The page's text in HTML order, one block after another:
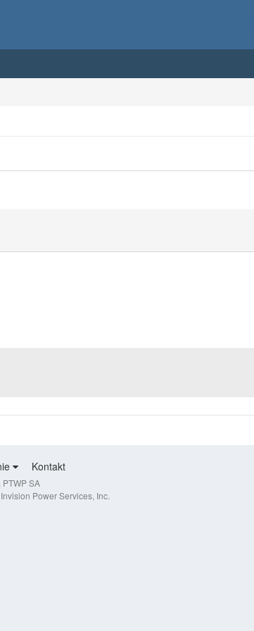
Kontakt
PTWP SA
Power Services, Inc.